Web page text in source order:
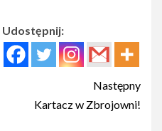
Udostępnij:
Następny
Kartacz w Zbrojowni!